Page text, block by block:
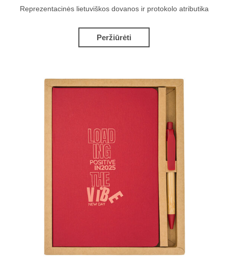
Reprezentacinės lietuviškos dovanos ir protokolo atributika
Peržiūrėti